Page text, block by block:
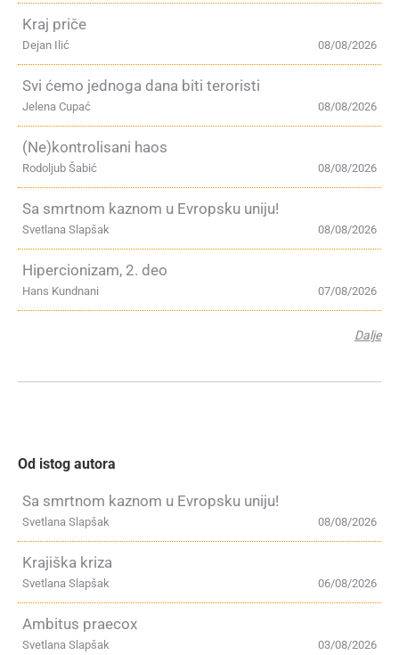
Kraj priče
08/08/2026
Dejan Ilić
Svi ćemo jednoga dana biti teroristi
08/08/2026
Jelena Cupać
(Ne)kontrolisani haos
08/08/2026
Rodoljub Šabić
Sa smrtnom kaznom u Evropsku uniju!
08/08/2026
Svetlana Slapšak
Hipercionizam, 2. deo
07/08/2026
Hans Kundnani
Dalje
Od istog autora
Sa smrtnom kaznom u Evropsku uniju!
08/08/2026
Svetlana Slapšak
Krajiška kriza
06/08/2026
Svetlana Slapšak
Ambitus praecox
03/08/2026
Svetlana Slapšak